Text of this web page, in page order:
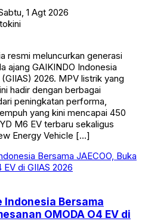
1 Agt 2026
resmi meluncurkan generasi
ajang GAIKINDO Indonesia
2026. MPV listrik yang
hadir dengan berbagai
peningkatan performa,
yang kini mencapai 450
M6 EV terbaru sekaligus
Energy Vehicle […]
Indonesia Bersama
OMODA O4 EV di